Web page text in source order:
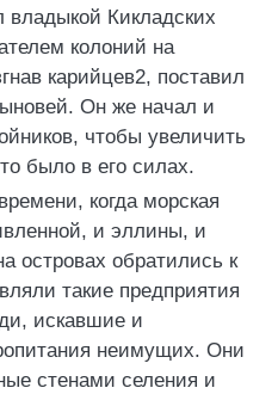
владыкой Кикладских
колоний на
карийцев2, поставил
Он же начал и
чтобы увеличить
было в его силах.
когда морская
и эллины, и
островах обратились к
такие предприятия
искавшие и
неимущих. Они
стенами селения и